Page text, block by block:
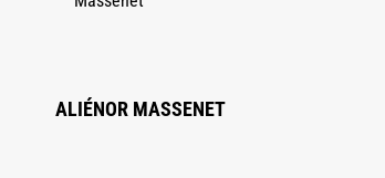
ALIÉNOR MASSENET